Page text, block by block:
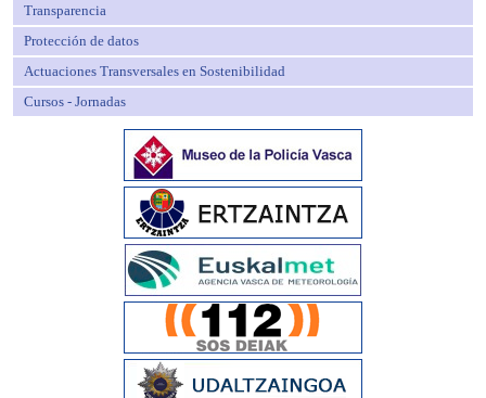
Transparencia
Protección de datos
Actuaciones Transversales en Sostenibilidad
Cursos - Jornadas